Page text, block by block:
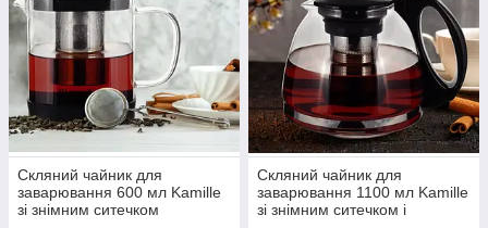
Скляний чайник для
заварювання 600 мл Kamille
зі знімним ситечком
Скляний чайник для
заварювання 1100 мл Kamille
зі знімним ситечком і